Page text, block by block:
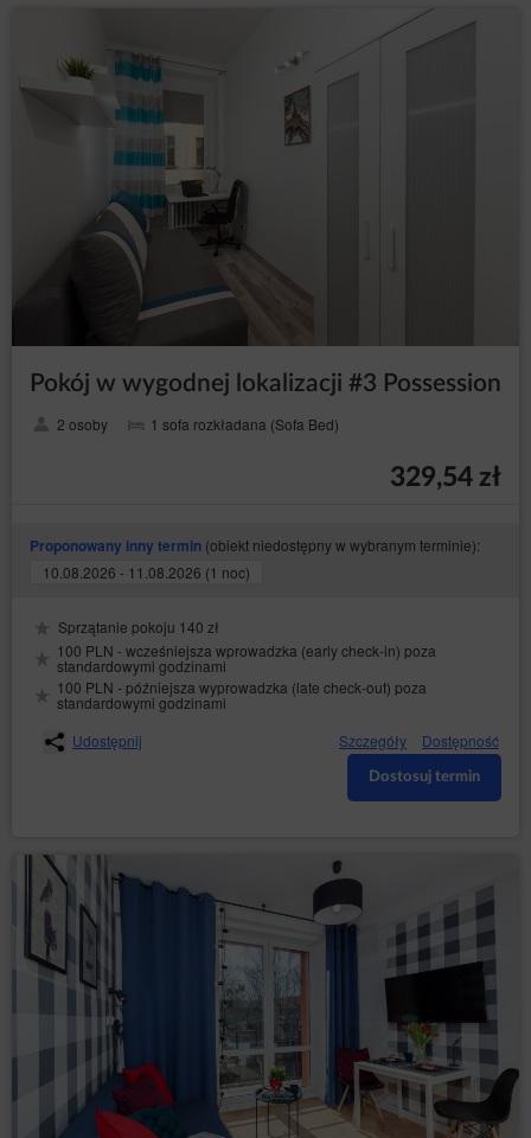
Pokój w wygodnej lokalizacji #3 Possession
2 osoby 1 sofa rozkładana (Sofa Bed)
329,54 zł
Proponowany inny termin (obiekt niedostępny w wybranym terminie):
10.08.2026 - 11.08.2026 (1 noc)
Sprzątanie pokoju 140 zł
100 PLN - wcześniejsza wprowadzka (early check-in) poza
standardowymi godzinami
100 PLN - późniejsza wyprowadzka (late check-out) poza
standardowymi godzinami
Udostępnij
Szczegóły Dostępność
Dostosuj termin